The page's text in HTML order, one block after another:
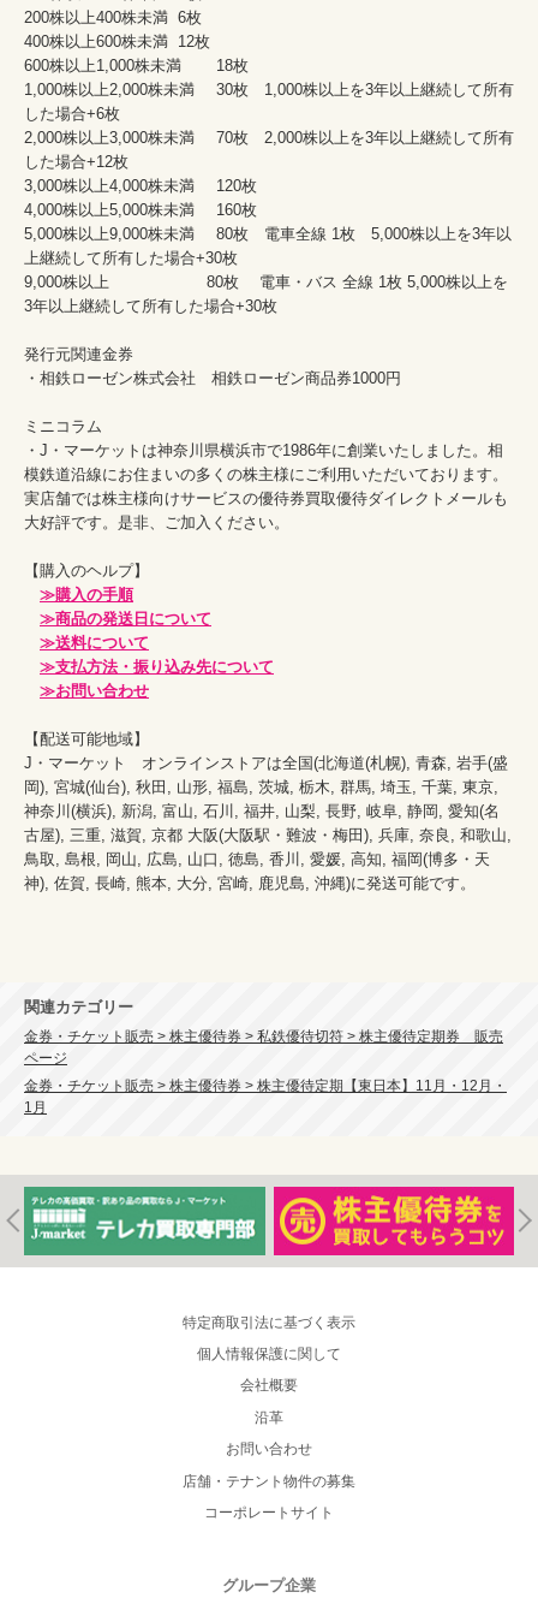
200株以上400株未満	6枚
400株以上600株未満	12枚
600株以上1,000株未満	18枚
1,000株以上2,000株未満	30枚　1,000株以上を3年以上継続して所有
した場合+6枚
2,000株以上3,000株未満	70枚　2,000株以上を3年以上継続して所有
した場合+12枚
3,000株以上4,000株未満	120枚
4,000株以上5,000株未満	160枚
5,000株以上9,000株未満	80枚　電車全線 1枚　5,000株以上を3年以
上継続して所有した場合+30枚
9,000株以上	　　　　 80枚　 電車・バス 全線 1枚 5,000株以上を
3年以上継続して所有した場合+30枚
発行元関連金券
・相鉄ローゼン株式会社　相鉄ローゼン商品券1000円
ミニコラム
・J・マーケットは神奈川県横浜市で1986年に創業いたしました。相
模鉄道沿線にお住まいの多くの株主様にご利用いただいております。
実店舗では株主様向けサービスの優待券買取優待ダイレクトメールも
大好評です。是非、ご加入ください。
【購入のヘルプ】
≫購入の手順
≫商品の発送日について
≫送料について
≫支払方法・振り込み先について
≫お問い合わせ
【配送可能地域】
J・マーケット　オンラインストアは全国(北海道(札幌), 青森, 岩手(盛
岡), 宮城(仙台), 秋田, 山形, 福島, 茨城, 栃木, 群馬, 埼玉, 千葉, 東京,
神奈川(横浜), 新潟, 富山, 石川, 福井, 山梨, 長野, 岐阜, 静岡, 愛知(名
古屋), 三重, 滋賀, 京都 大阪(大阪駅・難波・梅田), 兵庫, 奈良, 和歌山,
鳥取, 島根, 岡山, 広島, 山口, 徳島, 香川, 愛媛, 高知, 福岡(博多・天
神), 佐賀, 長崎, 熊本, 大分, 宮崎, 鹿児島, 沖縄)に発送可能です。
関連カテゴリー
金券・チケット販売 > 株主優待券 > 私鉄優待切符 > 株主優待定期券 販売
ページ
金券・チケット販売 > 株主優待券 > 株主優待定期【東日本】11月・12月・
1月
特定商取引法に基づく表示
個人情報保護に関して
会社概要
沿革
お問い合わせ
店舗・テナント物件の募集
コーポレートサイト
グループ企業